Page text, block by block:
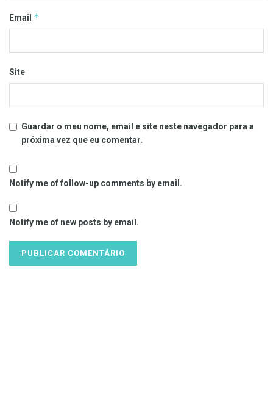
Email *
Site
Guardar o meu nome, email e site neste navegador para a
próxima vez que eu comentar.
Notify me of follow-up comments by email.
Notify me of new posts by email.